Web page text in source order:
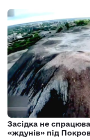
Засідка не
«ждунів» під